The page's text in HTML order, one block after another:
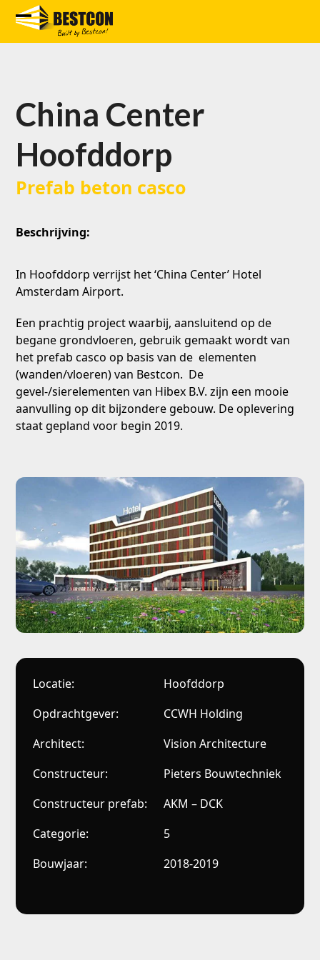
content
Open
Close
China Center
Hoofddorp
Prefab beton casco
Beschrijving:
In Hoofddorp verrijst het ‘China Center’ Hotel
Amsterdam Airport.
Een prachtig project waarbij, aansluitend op de
begane grondvloeren, gebruik gemaakt wordt van
het prefab casco op basis van de elementen
(wanden/vloeren) van Bestcon. De
gevel-/sierelementen van Hibex B.V. zijn een mooie
aanvulling op dit bijzondere gebouw. De oplevering
staat gepland voor begin 2019.
Locatie:
Hoofddorp
Opdrachtgever:
CCWH Holding
Architect:
Vision Architecture
Constructeur:
Pieters Bouwtechniek
Constructeur prefab:
AKM – DCK
Categorie:
5
Bouwjaar:
2018-2019